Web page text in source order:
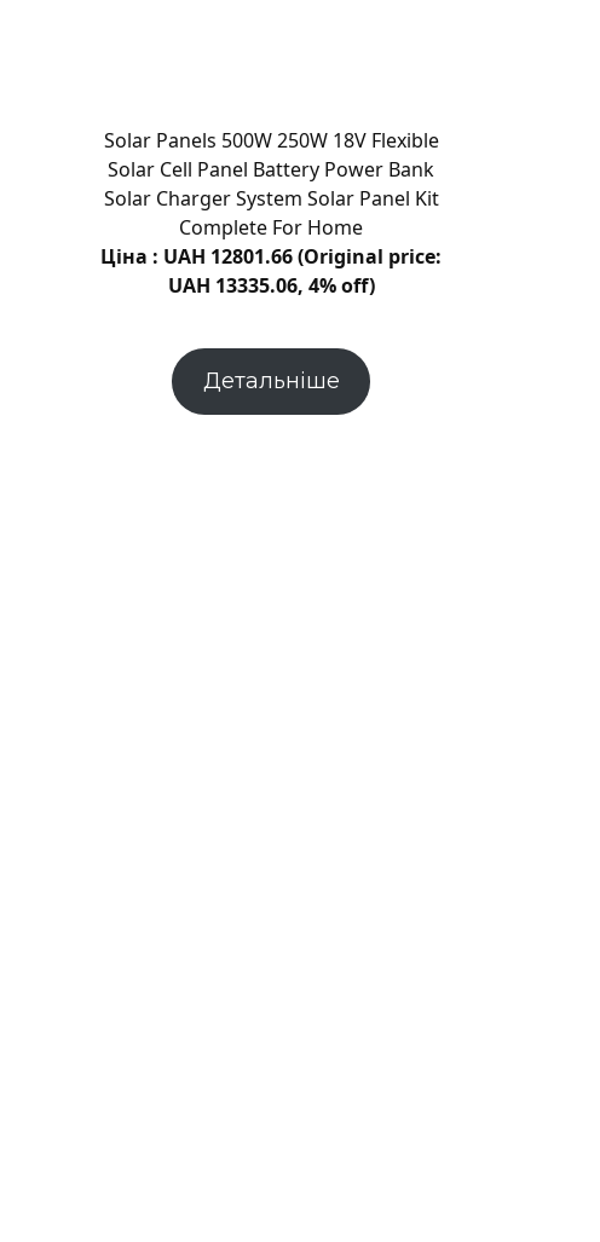
бездоганне
рішення
для
відновлення
пошкоджених
зубів
Solar Panels 500W 250W 18V Flexible
Solar Cell Panel Battery Power Bank
Solar Charger System Solar Panel Kit
Complete For Home
Ціна : UAH 12801.66 (Original price:
UAH 13335.06, 4% off)
Детальніше